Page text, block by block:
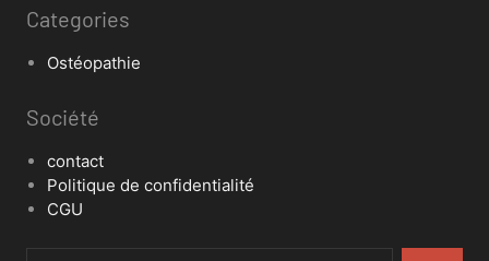
Categories
Ostéopathie
Société
contact
Politique de confidentialité
CGU